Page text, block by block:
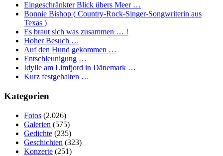
Eingeschränkter Blick übers Meer …
Bonnie Bishop ( Country-Rock-Singer-Songwriterin aus
Texas )
Es braut sich was zusammen … !
Hoher Besuch …
Auf den Hund gekommen …
Entschleunigung …
Idylle am Limfjord in Dänemark …
Kurz festgehalten …
Kategorien
Fotos (2.026)
Galerien (575)
Gedichte (235)
Geschichten (323)
Konzerte (251)